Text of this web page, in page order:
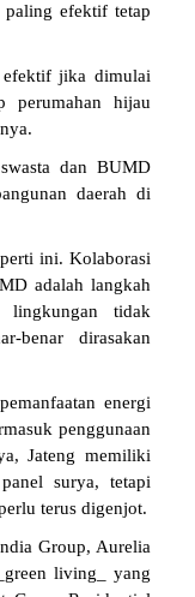
paling efektif tetap
efektif jika dimulai
perumahan hijau
dan BUMD
daerah di
ini. Kolaborasi
adalah langkah
lingkungan tidak
benar dirasakan
energi
penggunaan
Jateng memiliki
surya, tetapi
terus digenjot.
Group, Aurelia
living_ yang